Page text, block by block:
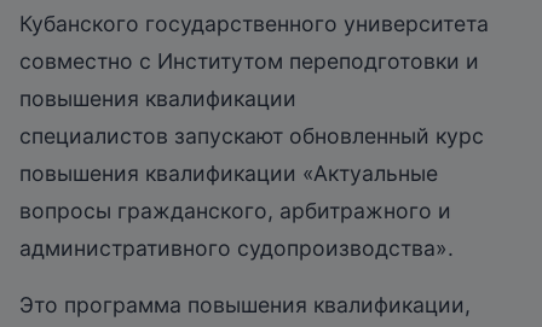
Кубанского государственного университета
совместно с Институтом переподготовки и
повышения квалификации
специалистов запускают обновленный курс
повышения квалификации «Актуальные
вопросы гражданского, арбитражного и
административного судопроизводства».
Это программа повышения квалификации,